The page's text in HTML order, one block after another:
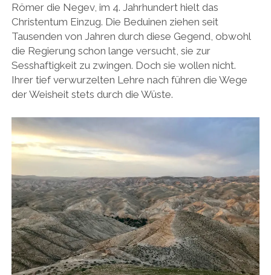
Römer die Negev, im 4. Jahrhundert hielt das
Christentum Einzug. Die Beduinen ziehen seit
Tausenden von Jahren durch diese Gegend, obwohl
die Regierung schon lange versucht, sie zur
Sesshaftigkeit zu zwingen. Doch sie wollen nicht.
Ihrer tief verwurzelten Lehre nach führen die Wege
der Weisheit stets durch die Wüste.